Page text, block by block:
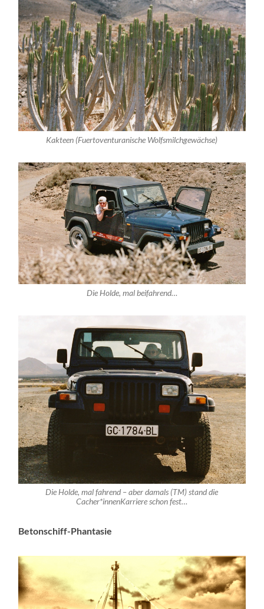
Kakteen (Fuertoventuranische Wolfsmilchgewächse)
Die Holde, mal beifahrend…
Die Holde, mal fahrend – aber damals (TM) stand die
Cacher*innenKarriere schon fest…
Betonschiff-Phantasie